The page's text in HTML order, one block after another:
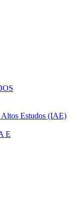
Altos Estudos (IAE)
E